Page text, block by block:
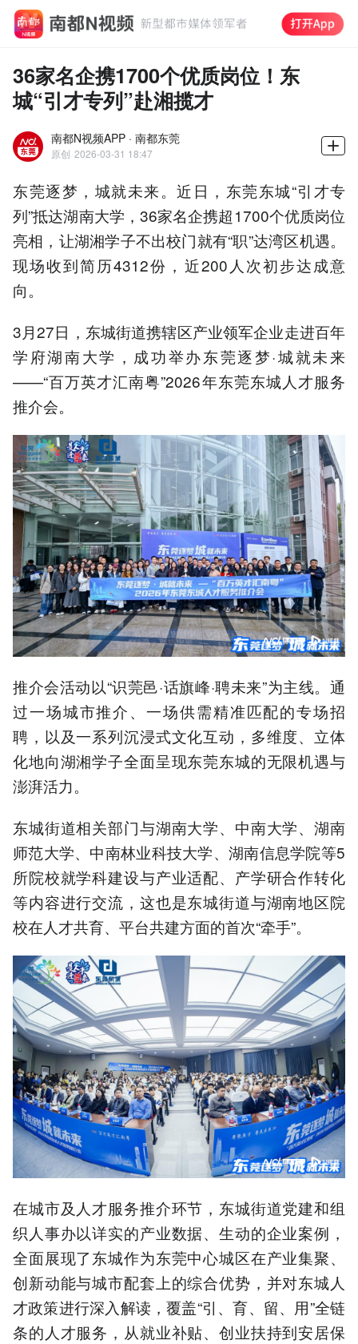
36家名企携1700个优质岗位！东
城“引才专列”赴湘揽才
南都N视频APP · 南都东莞
原创 2026-03-31 18:47
东莞逐梦，城就未来。近日，东莞东城“引才专
列”抵达湖南大学，36家名企携超1700个优质岗位
亮相，让湖湘学子不出校门就有“职”达湾区机遇。
现场收到简历4312份，近200人次初步达成意
向。
3月27日，东城街道携辖区产业领军企业走进百年
学府湖南大学，成功举办东莞逐梦·城就未来
——“百万英才汇南粤”2026年东莞东城人才服务
推介会。
推介会活动以“识莞邑·话旗峰·聘未来”为主线。通
过一场城市推介、一场供需精准匹配的专场招
聘，以及一系列沉浸式文化互动，多维度、立体
化地向湖湘学子全面呈现东莞东城的无限机遇与
澎湃活力。
东城街道相关部门与湖南大学、中南大学、湖南
师范大学、中南林业科技大学、湖南信息学院等5
所院校就学科建设与产业适配、产学研合作转化
等内容进行交流，这也是东城街道与湖南地区院
校在人才共育、平台共建方面的首次“牵手”。
在城市及人才服务推介环节，东城街道党建和组
织人事办以详实的产业数据、生动的企业案例，
全面展现了东城作为东莞中心城区在产业集聚、
创新动能与城市配套上的综合优势，并对东城人
才政策进行深入解读，覆盖“引、育、留、用”全链
条的人才服务，从就业补贴、创业扶持到安居保